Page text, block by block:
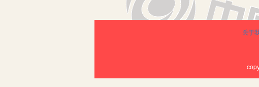
的章程，认真落实党提出的任务，多层次、多角
有关于教育质量问题，我们可以从三个方面
关于